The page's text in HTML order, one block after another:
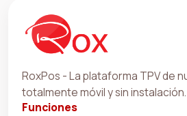
RoxPos - La plataforma TPV de
totalmente móvil y sin instalación.
Funciones